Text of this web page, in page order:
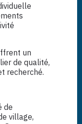
un
de qualité,
recherché.
de
village,